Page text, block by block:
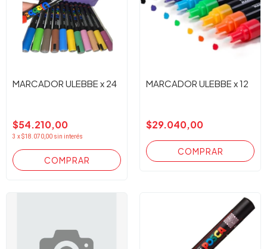
MARCADOR ULEBBE x 24
$54.210,00
3 x$18.070,00 sin interés
MARCADOR ULEBBE x 12
$29.040,00